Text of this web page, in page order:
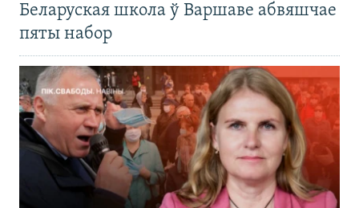
Беларуская школа ў Варшаве абвяшчае
пяты набор